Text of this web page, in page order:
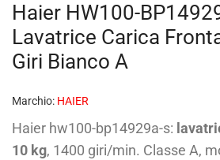
Haier HW100-
Lavatrice Carica
Giri Bianco A
Marchio: HAIER
Haier hw100-bp14929a-s:
10 kg, 1400 giri/min. Classe A,